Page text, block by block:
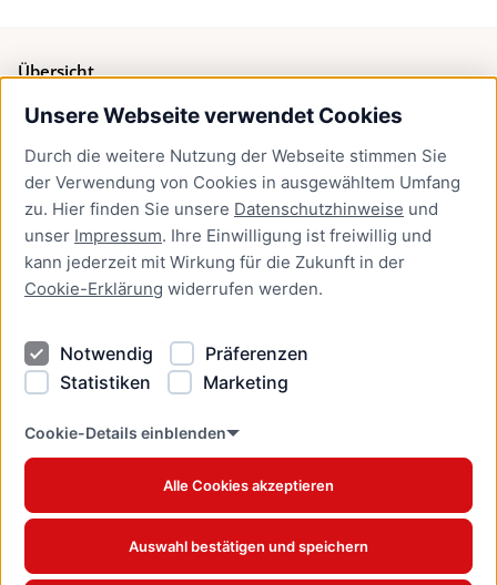
Unsere Webseite verwendet Cookies
Durch die weitere Nutzung der Webseite stimmen Sie
der Verwendung von Cookies in ausgewähltem Umfang
zu. Hier finden Sie unsere Datenschutzhinweise und
unser Impressum. Ihre Einwilligung ist freiwillig und
kann jederzeit mit Wirkung für die Zukunft in der
Cookie-Erklärung widerrufen werden.
Notwendig
Präferenzen
Statistiken
Marketing
Cookie-Details einblenden
Alle Cookies akzeptieren
Auswahl bestätigen und speichern
Übersicht
Bürgerservice
Presse
Newsletter Lübeck:kompakt
Kontakt
Kontakt
Datenschutzhinweise
Barrierefreiheit
Cookie Erklärung
www.luebeck.de